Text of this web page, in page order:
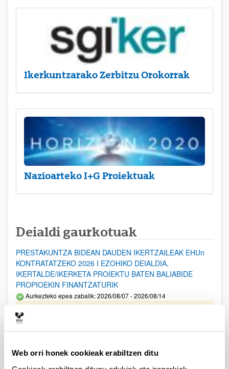
Web orri honek cookieak erabiltzen ditu
Ikerkuntzarako Zerbitzu Orokorrak
Nazioarteko I+G Proiektuak
Deialdi gaurkotuak
PRESTAKUNTZA BIDEAN DAUDEN IKERTZAILEAK EHUn
KONTRATATZEKO 2026 I EZOHIKO DEIALDIA,
IKERTALDE/IKERKETA PROIEKTU BATEN BALIABIDE
PROPIOEKIN FINANTZATURIK
Aurkezteko epea zabalik: 2026/08/07 - 2026/08/14
Izapide irekia